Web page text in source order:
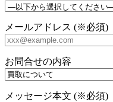
メールアドレス (※必須)
お問合せの内容
メッセージ本文 (※必須)